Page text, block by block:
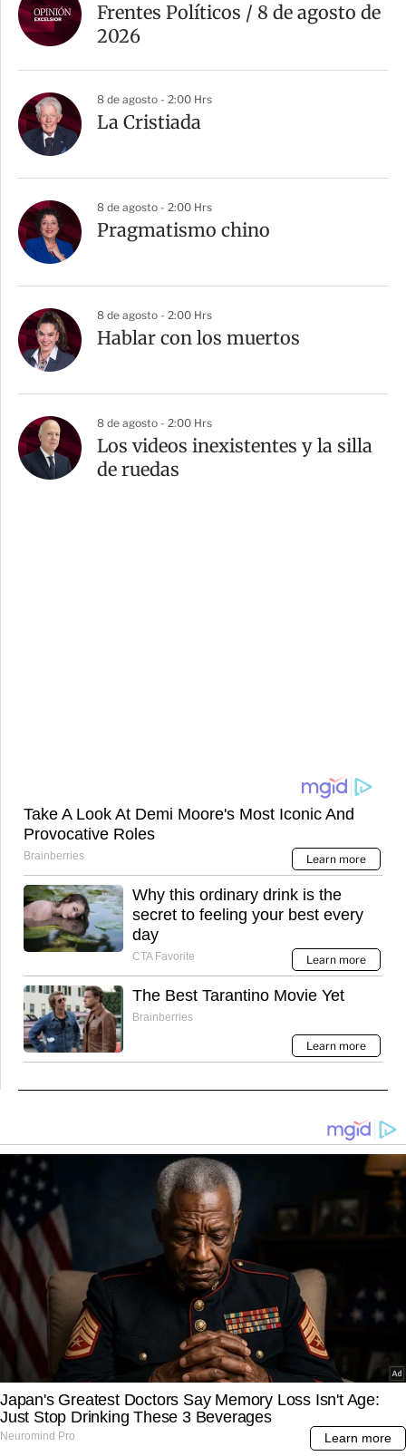
Frentes Políticos / 8 de agosto de
2026
8 de agosto - 2:00 Hrs
La Cristiada
8 de agosto - 2:00 Hrs
Pragmatismo chino
8 de agosto - 2:00 Hrs
Hablar con los muertos
8 de agosto - 2:00 Hrs
Los videos inexistentes y la silla
de ruedas